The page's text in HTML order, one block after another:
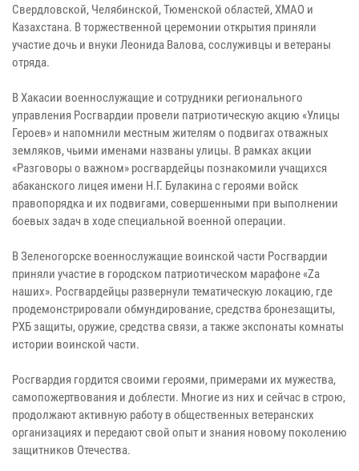
Свердловской, Челябинской, Тюменской областей, ХМАО и
Казахстана. В торжественной церемонии открытия приняли
участие дочь и внуки Леонида Валова, сослуживцы и ветераны
отряда.
В Хакасии военнослужащие и сотрудники регионального
управления Росгвардии провели патриотическую акцию «Улицы
Героев» и напомнили местным жителям о подвигах отважных
земляков, чьими именами названы улицы. В рамках акции
«Разговоры о важном» росгвардейцы познакомили учащихся
абаканского лицея имени Н.Г. Булакина с героями войск
правопорядка и их подвигами, совершенными при выполнении
боевых задач в ходе специальной военной операции.
В Зеленогорске военнослужащие воинской части Росгвардии
приняли участие в городском патриотическом марафоне «Zа
наших». Росгвардейцы развернули тематическую локацию, где
продемонстрировали обмундирование, средства бронезащиты,
РХБ защиты, оружие, средства связи, а также экспонаты комнаты
истории воинской части.
Росгвардия гордится своими героями, примерами их мужества,
самопожертвования и доблести. Многие из них и сейчас в строю,
продолжают активную работу в общественных ветеранских
организациях и передают свой опыт и знания новому поколению
защитников Отечества.